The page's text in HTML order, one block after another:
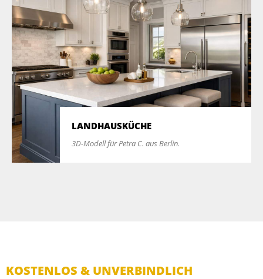
LANDHAUSKÜCHE
3D-Modell für Petra C. aus Berlin.
KOSTENLOS & UNVERBINDLICH